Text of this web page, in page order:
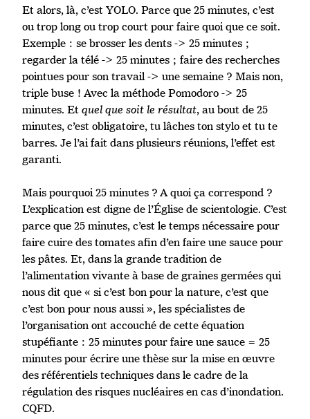
Et alors, là, c’est YOLO. Parce que 25 minutes, c’est
ou trop long ou trop court pour faire quoi que ce soit.
Exemple : se brosser les dents -> 25 minutes ;
regarder la télé -> 25 minutes ; faire des recherches
pointues pour son travail -> une semaine ? Mais non,
triple buse ! Avec la méthode Pomodoro -> 25
minutes. Etquel que soit le résultat, au bout de 25
minutes, c’est obligatoire, tu lâches ton stylo et tu te
barres. Je l’ai fait dans plusieurs réunions, l’effet est
garanti.
Mais pourquoi 25 minutes ? A quoi ça correspond ?
L’explication est digne de l’Église de scientologie. C’est
parce que 25 minutes, c’est le temps nécessaire pour
faire cuire des tomates afin d’en faire une sauce pour
les pâtes. Et, dans la grande tradition de
l’alimentation vivante à base de graines germées qui
nous dit que « si c’est bon pour la nature, c’est que
c’est bon pour nous aussi », les spécialistes de
l’organisation ont accouché de cette équation
stupéfiante : 25 minutes pour faire une sauce = 25
minutes pour écrire une thèse sur la mise en œuvre
des référentiels techniques dans le cadre de la
régulation des risques nucléaires en cas d’inondation.
CQFD.